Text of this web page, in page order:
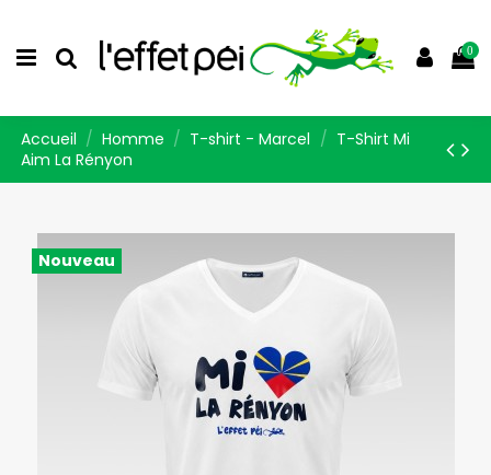
0
Accueil Homme T-shirt - Marcel
T-Shirt Mi
Aim La Rényon
Nouveau